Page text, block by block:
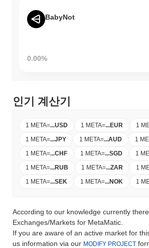
BabyNot
0.00%
인기 계산기
1 META=...USD 1 META=...EUR 1
1 META=...JPY 1 META=...AUD 1
1 META=...CHF 1 META=...SGD 1
1 META=...RUB 1 META=...ZAR 1
1 META=...SEK 1 META=...NOK 1
According to our knowledge currently
Exchanges/Markets for MetaMatic.
If you are aware of an active market for
us information via our MODIFY PROJECT